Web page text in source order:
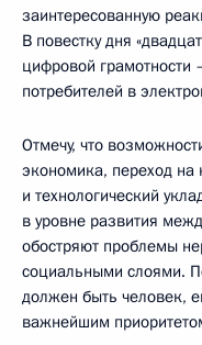
заинтересованную
В повестку дня
цифровой
потребителей в
Отмечу, что
экономика, переход
и технологический
в уровне развития
обостряют проблемы
социальными слоями.
должен быть человек,
важнейшим